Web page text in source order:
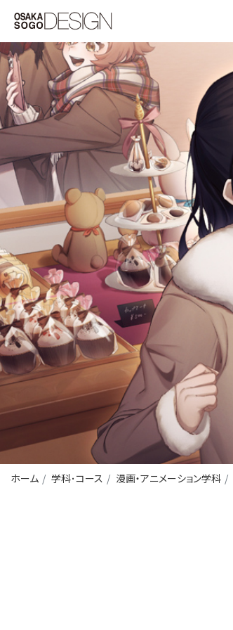
ホーム 学科･コース 漫画・アニメーション学科